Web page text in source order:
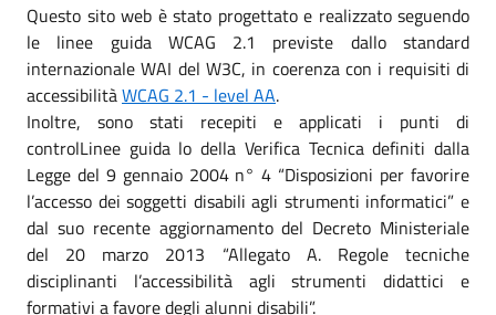
Questo sito web è stato progettato e realizzato seguendo
le linee guida WCAG 2.1 previste dallo standard
internazionale WAI del W3C, in coerenza con i requisiti di
accessibilitàWCAG 2.1 - level AA.
Inoltre, sono stati recepiti e applicati i punti di
controlLinee guida lo della Verifica Tecnica definiti dalla
Legge del 9 gennaio 2004 n° 4 “Disposizioni per favorire
l’accesso dei soggetti disabili agli strumenti informatici” e
dal suo recente aggiornamento del Decreto Ministeriale
del 20 marzo 2013 “Allegato A. Regole tecniche
disciplinanti l’accessibilità agli strumenti didattici e
formativi a favore degli alunni disabili”.